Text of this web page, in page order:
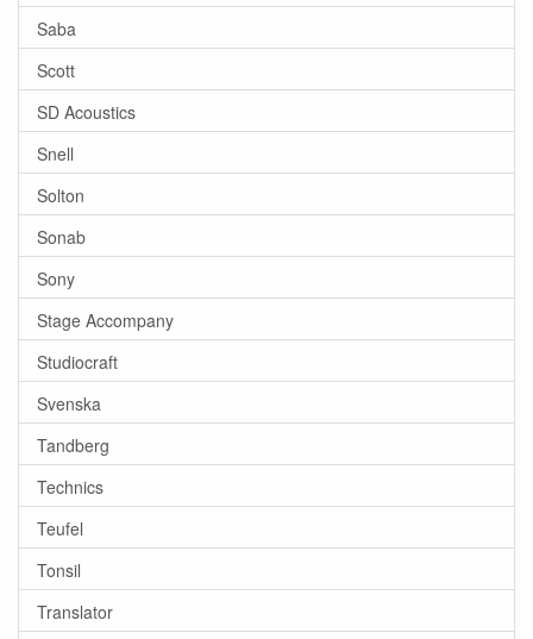
Saba
Scott
SD Acoustics
Snell
Solton
Sonab
Sony
Stage Accompany
Studiocraft
Svenska
Tandberg
Technics
Teufel
Tonsil
Translator